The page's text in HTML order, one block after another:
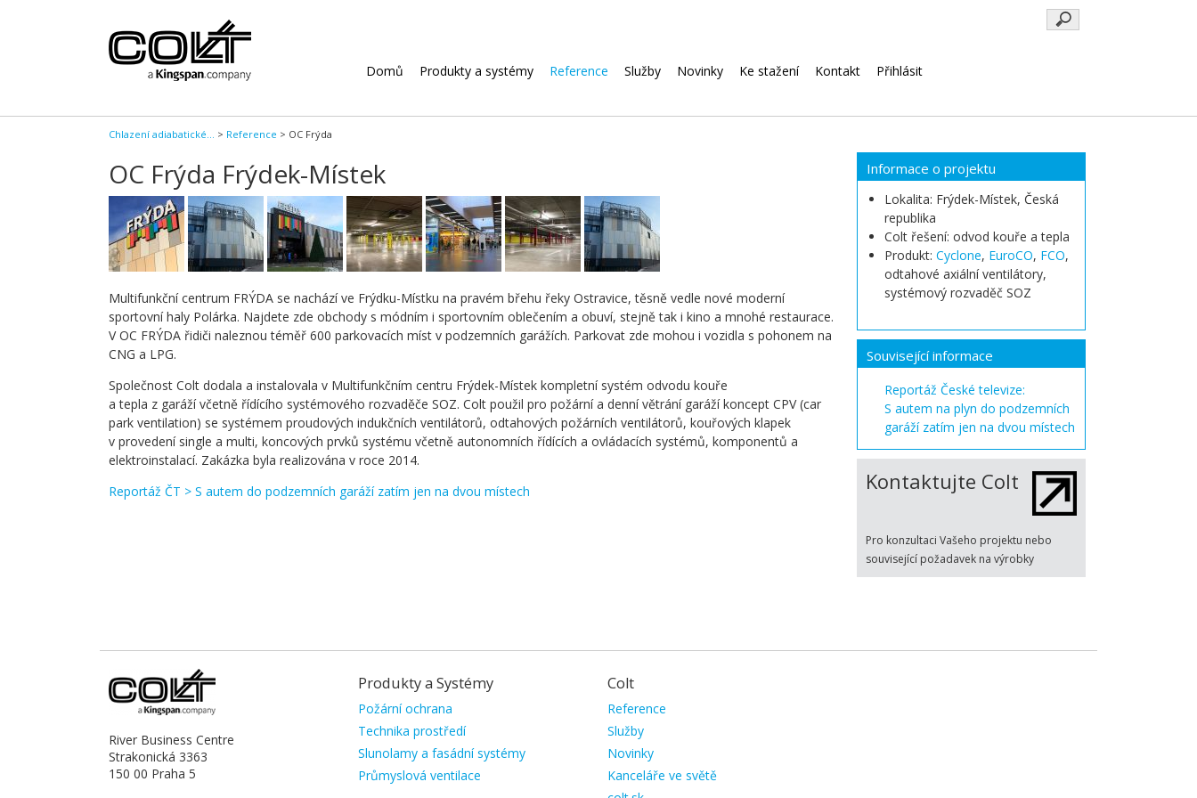
Klíčová
slova
navigaci
Domů Produkty a systémy Reference Služby Novinky Ke stažení Kontakt Přihlásit
Chlazení adiabatické... > Reference > OC Frýda
OC Frýda Frýdek-Místek
Multifunkční centrum FRÝDA se nachází ve Frýdku-Místku na pravém břehu řeky Ostravice, těsně vedle nové moderní
sportovní haly Polárka. Najdete zde obchody s módním i sportovním oblečením a obuví, stejně tak i kino a mnohé restaurace.
V OC FRÝDA řidiči naleznou téměř 600 parkovacích míst v podzemních garážích. Parkovat zde mohou i vozidla s pohonem na
CNG a LPG.
Společnost Colt dodala a instalovala v Multifunkčním centru Frýdek-Místek kompletní systém odvodu kouře
a tepla z garáží včetně řídícího systémového rozvaděče SOZ. Colt použil pro požární a denní větrání garáží koncept CPV (car
park ventilation) se systémem proudových indukčních ventilátorů, odtahových požárních ventilátorů, kouřových klapek
v provedení single a multi, koncových prvků systému včetně autonomních řídících a ovládacích systémů, komponentů a
elektroinstalací. Zakázka byla realizována v roce 2014.
Reportáž ČT > S autem do podzemních garáží zatím jen na dvou místech
Informace o projektu
Lokalita: Frýdek-Místek, Česká
republika
Colt řešení: odvod kouře a tepla
Produkt: Cyclone, EuroCO, FCO,
odtahové axiální ventilátory,
systémový rozvaděč SOZ
Související informace
Reportáž České televize:
S autem na plyn do podzemních
garáží zatím jen na dvou místech
Kontaktujte Colt
Pro konzultaci Vašeho projektu nebo
související požadavek na výrobky
River Business Centre
Strakonická 3363
150 00 Praha 5
Produkty a Systémy
Přeskočit
navigaci
Požární ochrana
Technika prostředí
Slunolamy a fasádní systémy
Průmyslová ventilace
Colt
Přeskočit
navigaci
Reference
Služby
Novinky
Kanceláře ve světě